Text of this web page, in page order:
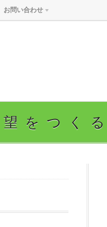
お問い合わせ
をつく